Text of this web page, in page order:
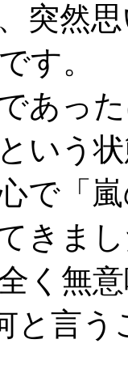
突然
す。
あっ
いう
で「
きま
く無
と言う